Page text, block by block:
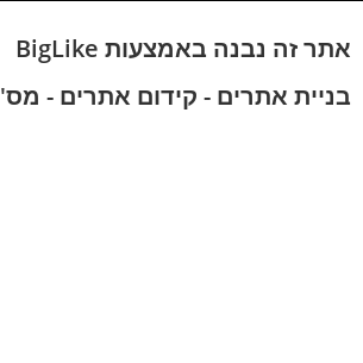
אתר זה נבנה באמצעות BigLike
בניית אתרים - קידום אתרים - מס' 1 בישראל